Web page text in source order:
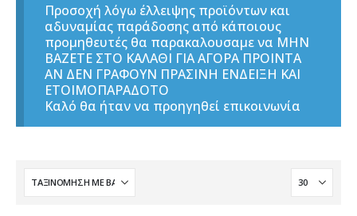
Προσοχή λόγω έλλειψης προϊόντων και
αδυναμίας παράδοσης από κάποιους
προμηθευτές θα παρακαλουσαμε να ΜΗΝ
ΒΑΖΕΤΕ ΣΤΟ ΚΑΛΑΘΙ ΓΙΑ ΑΓΟΡΑ ΠΡΟΙΝΤΑ
ΑΝ ΔΕΝ ΓΡΑΦΟΥΝ ΠΡΑΣΙΝΗ ΕΝΔΕΙΞΗ ΚΑΙ
ΕΤΟΙΜΟΠΑΡΑΔΟΤΟ
Καλό θα ήταν να προηγηθεί επικοινωνία